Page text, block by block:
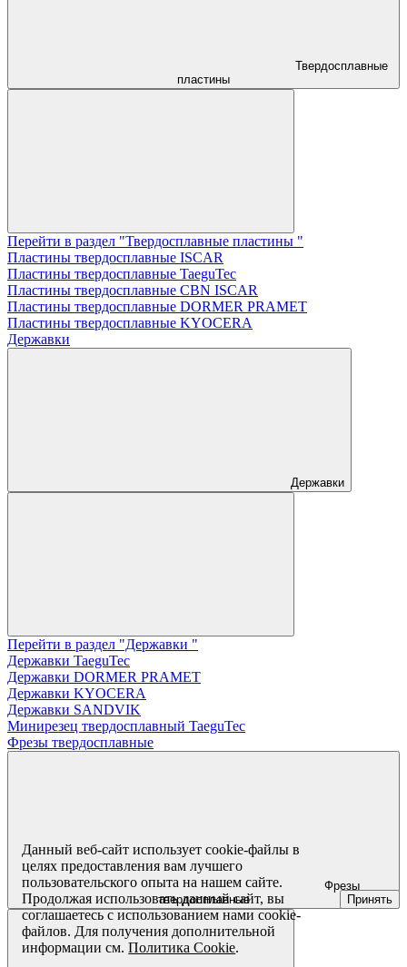
Твердосплавные
пластины
Перейти в раздел "Твердосплавные пластины "
Пластины твердосплавные ISCAR
Пластины твердосплавные TaeguTec
Пластины твердосплавные CBN ISCAR
Пластины твердосплавные DORMER PRAMET
Пластины твердосплавные KYOCERA
Державки
Державки
Перейти в раздел "Державки "
Державки TaeguTec
Державки DORMER PRAMET
Державки KYOCERA
Державки SANDVIK
Минирезец твердосплавный TaeguTec
Фрезы твердосплавные
Фрезы
твердосплавные
Данный веб-сайт использует cookie-файлы в
целях предоставления вам лучшего
пользовательского опыта на нашем сайте.
Продолжая использовать данный сайт, вы
соглашаетесь с использованием нами cookie-
файлов. Для получения дополнительной
информации см.Политика Cookie.
Принять